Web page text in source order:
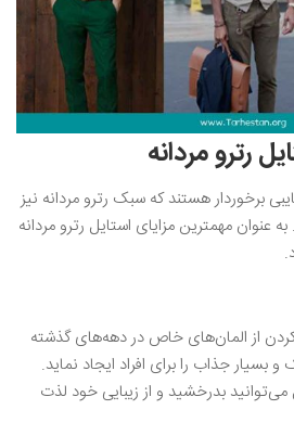
رترو مردانه
برخوردار هستند که سبک رترو مردانه نیز
عنوان مهمترین مزایای استایل رترو مردانه
از المان‌های خاص در دهه‌های گذشته
بسیار جذاب را برای افراد ایجاد نماید.
بدرخشید و از زیبایی خود لذت